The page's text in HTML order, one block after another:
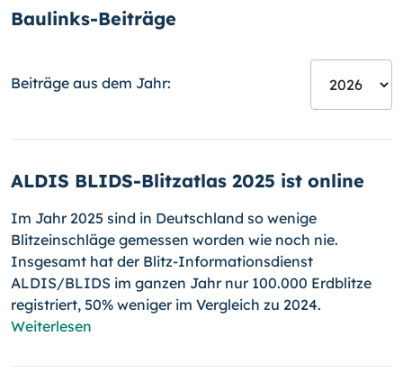
Baulinks-Beiträge
Beiträge aus dem Jahr:
ALDIS BLIDS-Blitzatlas 2025 ist online
Im Jahr 2025 sind in Deutschland so wenige
Blitzeinschläge gemessen worden wie noch nie.
Insgesamt hat der Blitz-Informationsdienst
ALDIS/BLIDS im ganzen Jahr nur 100.000 Erdblitze
registriert, 50% weniger im Vergleich zu 2024.
Weiterlesen